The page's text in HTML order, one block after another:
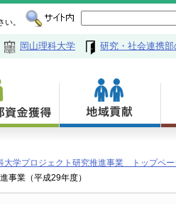
。
岡山理科大学 研究・社会連携
大学プロジェクト研究推進事業 トップペー
事業（平成29年度）